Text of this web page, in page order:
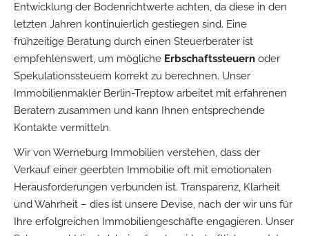
Entwicklung der Bodenrichtwerte achten, da diese in den
letzten Jahren kontinuierlich gestiegen sind. Eine
frühzeitige Beratung durch einen Steuerberater ist
empfehlenswert, um mögliche Erbschaftssteuern oder
Spekulationssteuern korrekt zu berechnen. Unser
Immobilienmakler Berlin-Treptow arbeitet mit erfahrenen
Beratern zusammen und kann Ihnen entsprechende
Kontakte vermitteln.
Wir von Werneburg Immobilien verstehen, dass der
Verkauf einer geerbten Immobilie oft mit emotionalen
Herausforderungen verbunden ist. Transparenz, Klarheit
und Wahrheit – dies ist unsere Devise, nach der wir uns für
Ihre erfolgreichen Immobiliengeschäfte engagieren. Unser